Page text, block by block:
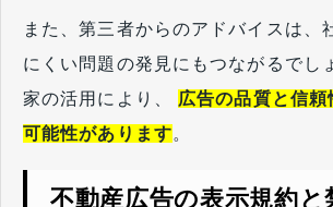
また、第三者からのアドバイスは、
にくい問題の発見にもつながるでし
家の活用により、 広告の品質と信頼
可能性があります。
不動産広告の表示規約と